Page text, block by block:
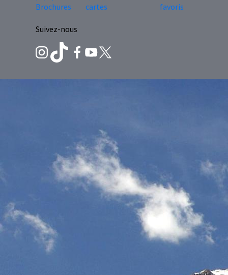
Brochures
cartes
favoris
Suivez-nous